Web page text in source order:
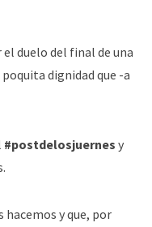
duelo del final de una
dignidad que -a
#postdelosjuernes y
hacemos y que, por